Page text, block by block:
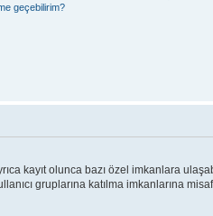
geçebilirim?
kayıt olunca bazı özel imkanlara
gruplarına katılma imkanlarına